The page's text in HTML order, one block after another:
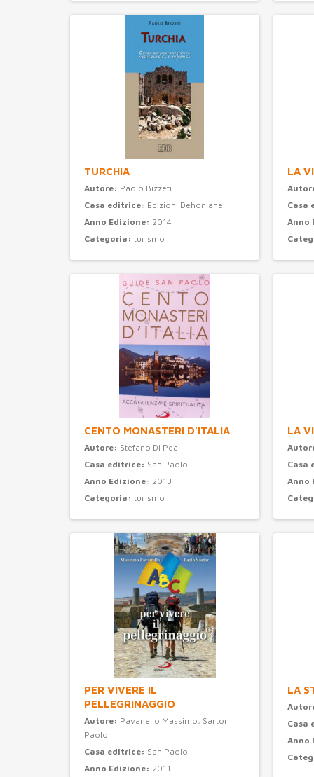
TURCHIA
Autore: Paolo Bizzeti
Casa editrice: Edizioni Dehoniane
Anno Edizione: 2014
Categoria: turismo
LA
Casa
Anno
CENTO MONASTERI D'ITALIA
Autore: Stefano Di Pea
Casa editrice: San Paolo
Anno Edizione: 2013
Categoria: turismo
LA
Casa
Anno
PER VIVERE IL
PELLEGRINAGGIO
Autore: Pavanello Massimo, Sartor
Paolo
Casa editrice: San Paolo
Anno Edizione: 2011
LA
Casa
Anno